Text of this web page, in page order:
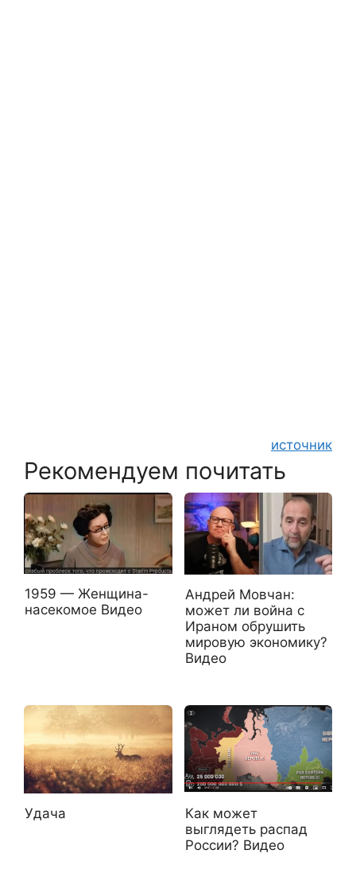
источник
Рекомендуем почитать
1959 — Женщина-
насекомое Видео
Андрей Мовчан:
может ли война с
Ираном обрушить
мировую экономику?
Видео
Удача
Как может
выглядеть распад
России? Видео